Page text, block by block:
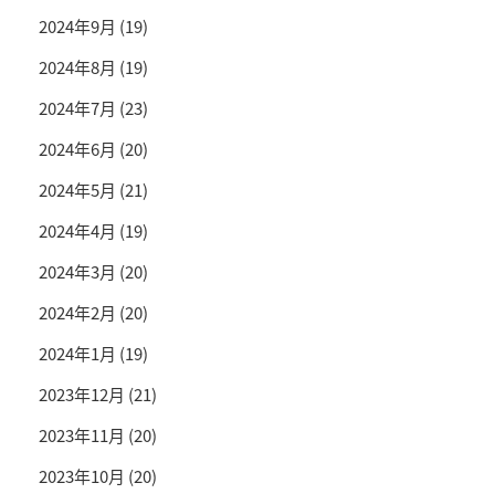
2024年9月 (19)
2024年8月 (19)
2024年7月 (23)
2024年6月 (20)
2024年5月 (21)
2024年4月 (19)
2024年3月 (20)
2024年2月 (20)
2024年1月 (19)
2023年12月 (21)
2023年11月 (20)
2023年10月 (20)